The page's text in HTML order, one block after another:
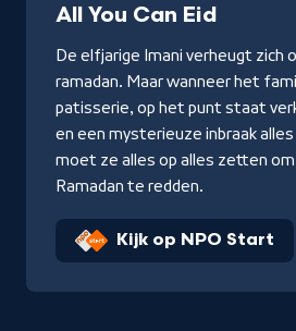
All You Can Eid
De elfjarige Imani verheugt zich
ramadan. Maar wanneer het
patisserie, op het punt staat
en een mysterieuze inbraak
moet ze alles op alles zetten
Ramadan te redden.
Kijk op NPO Start